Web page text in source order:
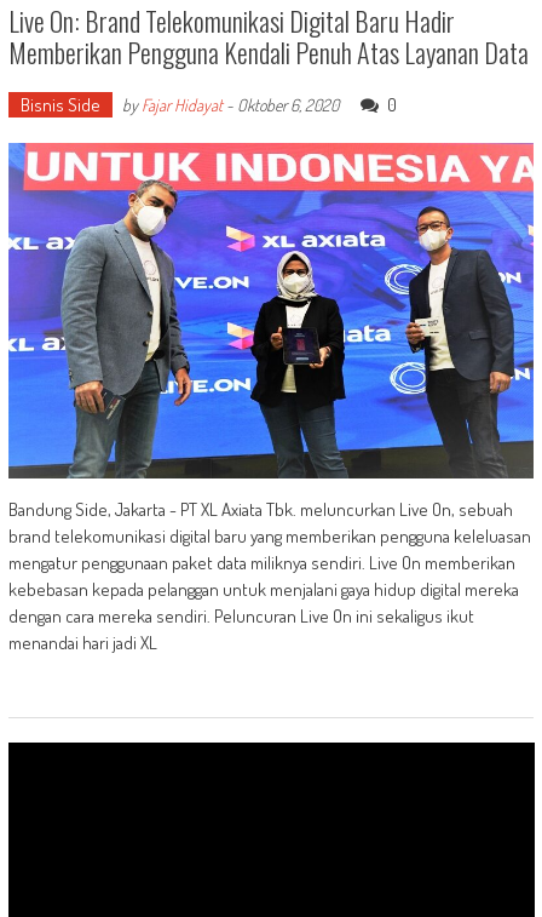
Live On: Brand Telekomunikasi Digital Baru Hadir
Memberikan Pengguna Kendali Penuh Atas Layanan Data
Bisnis Side byFajar Hidayat- Oktober 6, 2020 0
Bandung Side, Jakarta - PT XL Axiata Tbk. meluncurkan Live On, sebuah
brand telekomunikasi digital baru yang memberikan pengguna keleluasan
mengatur penggunaan paket data miliknya sendiri. Live On memberikan
kebebasan kepada pelanggan untuk menjalani gaya hidup digital mereka
dengan cara mereka sendiri. Peluncuran Live On ini sekaligus ikut
menandai hari jadi XL